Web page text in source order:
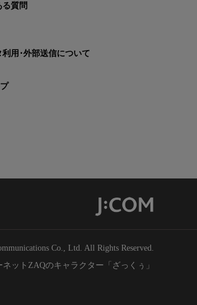
質問
用･外部送信について
Co., Ltd. All Rights Reserved.
ットZAQのキャラクター「ざっくぅ」